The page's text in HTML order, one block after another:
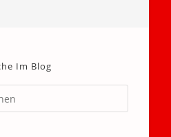
Im Blog
Escape